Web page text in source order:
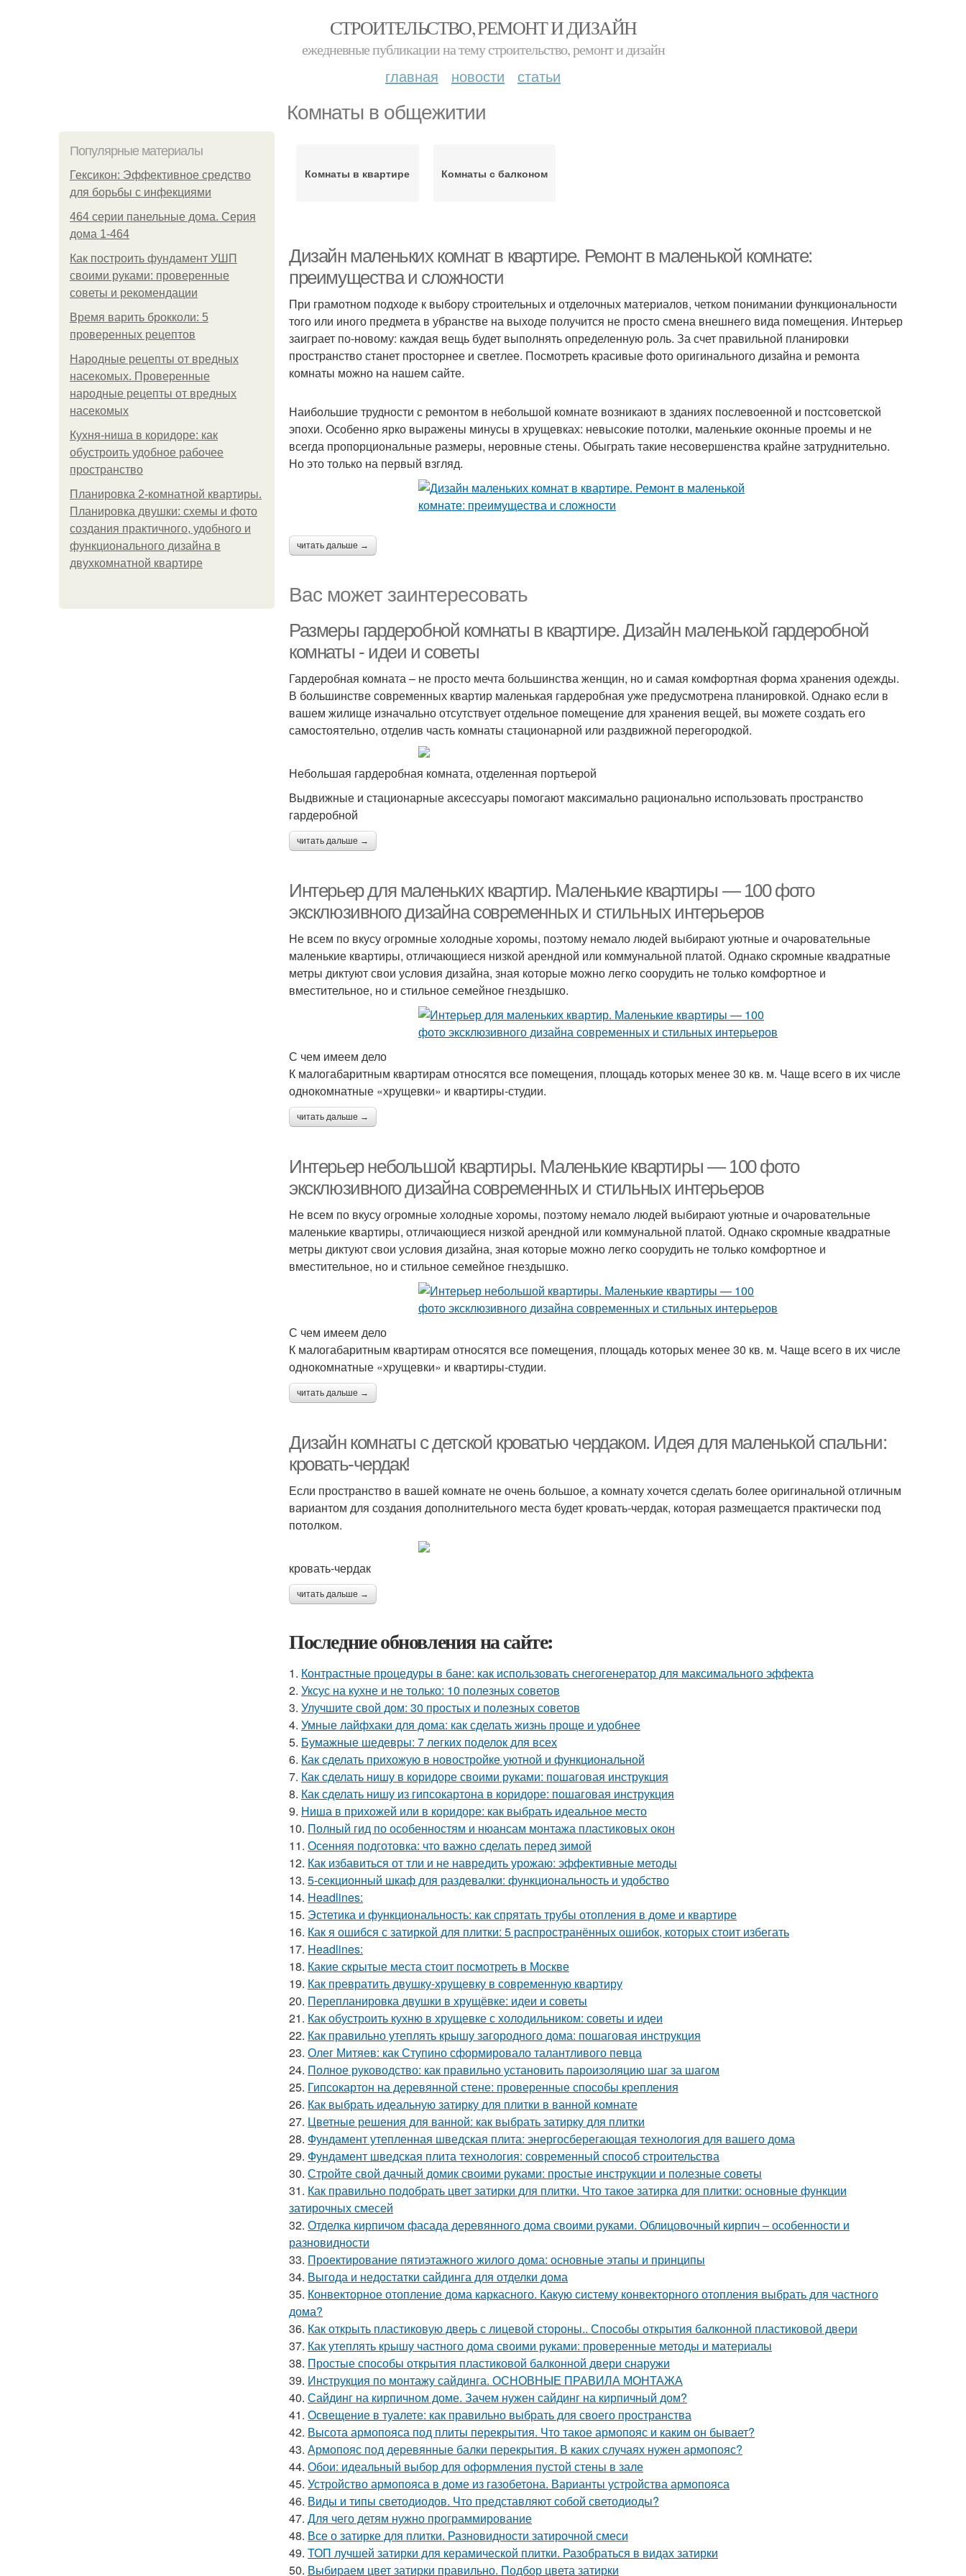
СТРОИТЕЛЬСТВО, РЕМОНТ И ДИЗАЙН
ежедневные публикации на тему строительство, ремонт и дизайн
главная новости статьи
Комнаты в общежитии
Популярные материалы
Гексикон: Эффективное средство
для борьбы с инфекциями
464 серии панельные дома. Серия
дома 1-464
Как построить фундамент УШП
своими руками: проверенные
советы и рекомендации
Время варить брокколи: 5
проверенных рецептов
Народные рецепты от вредных
насекомых. Проверенные
народные рецепты от вредных
насекомых
Кухня-ниша в коридоре: как
обустроить удобное рабочее
пространство
Планировка 2-комнатной квартиры.
Планировка двушки: схемы и фото
создания практичного, удобного и
функционального дизайна в
двухкомнатной квартире
Комнаты в квартире Комнаты с балконом
Дизайн маленьких комнат в квартире. Ремонт в маленькой комнате:
преимущества и сложности
При грамотном подходе к выбору строительных и отделочных материалов, четком понимании функциональности
того или иного предмета в убранстве на выходе получится не просто смена внешнего вида помещения. Интерьер
заиграет по-новому: каждая вещь будет выполнять определенную роль. За счет правильной планировки
пространство станет просторнее и светлее. Посмотреть красивые фото оригинального дизайна и ремонта
комнаты можно на нашем сайте.
Наибольшие трудности с ремонтом в небольшой комнате возникают в зданиях послевоенной и постсоветской
эпохи. Особенно ярко выражены минусы в хрущевках: невысокие потолки, маленькие оконные проемы и не
всегда пропорциональные размеры, неровные стены. Обыграть такие несовершенства крайне затруднительно.
Но это только на первый взгляд.
читать дальше →
Вас может заинтересовать
Размеры гардеробной комнаты в квартире. Дизайн маленькой гардеробной
комнаты - идеи и советы
Гардеробная комната – не просто мечта большинства женщин, но и самая комфортная форма хранения одежды.
В большинстве современных квартир маленькая гардеробная уже предусмотрена планировкой. Однако если в
вашем жилище изначально отсутствует отдельное помещение для хранения вещей, вы можете создать его
самостоятельно, отделив часть комнаты стационарной или раздвижной перегородкой.
Небольшая гардеробная комната, отделенная портьерой
Выдвижные и стационарные аксессуары помогают максимально рационально использовать пространство
гардеробной
читать дальше →
Интерьер для маленьких квартир. Маленькие квартиры — 100 фото
эксклюзивного дизайна современных и стильных интерьеров
Не всем по вкусу огромные холодные хоромы, поэтому немало людей выбирают уютные и очаровательные
маленькие квартиры, отличающиеся низкой арендной или коммунальной платой. Однако скромные квадратные
метры диктуют свои условия дизайна, зная которые можно легко соорудить не только комфортное и
вместительное, но и стильное семейное гнездышко.
С чем имеем дело
К малогабаритным квартирам относятся все помещения, площадь которых менее 30 кв. м. Чаще всего в их числе
однокомнатные «хрущевки» и квартиры-студии.
читать дальше →
Интерьер небольшой квартиры. Маленькие квартиры — 100 фото
эксклюзивного дизайна современных и стильных интерьеров
Не всем по вкусу огромные холодные хоромы, поэтому немало людей выбирают уютные и очаровательные
маленькие квартиры, отличающиеся низкой арендной или коммунальной платой. Однако скромные квадратные
метры диктуют свои условия дизайна, зная которые можно легко соорудить не только комфортное и
вместительное, но и стильное семейное гнездышко.
С чем имеем дело
К малогабаритным квартирам относятся все помещения, площадь которых менее 30 кв. м. Чаще всего в их числе
однокомнатные «хрущевки» и квартиры-студии.
читать дальше →
Дизайн комнаты с детской кроватью чердаком. Идея для маленькой спальни:
кровать-чердак!
Если пространство в вашей комнате не очень большое, а комнату хочется сделать более оригинальной отличным
вариантом для создания дополнительного места будет кровать-чердак, которая размещается практически под
потолком.
кровать-чердак
читать дальше →
Последние обновления на сайте:
1. Контрастные процедуры в бане: как использовать снегогенератор для максимального эффекта
2. Уксус на кухне и не только: 10 полезных советов
3. Улучшите свой дом: 30 простых и полезных советов
4. Умные лайфхаки для дома: как сделать жизнь проще и удобнее
5. Бумажные шедевры: 7 легких поделок для всех
6. Как сделать прихожую в новостройке уютной и функциональной
7. Как сделать нишу в коридоре своими руками: пошаговая инструкция
8. Как сделать нишу из гипсокартона в коридоре: пошаговая инструкция
9. Ниша в прихожей или в коридоре: как выбрать идеальное место
10. Полный гид по особенностям и нюансам монтажа пластиковых окон
11. Осенняя подготовка: что важно сделать перед зимой
12. Как избавиться от тли и не навредить урожаю: эффективные методы
13. 5-секционный шкаф для раздевалки: функциональность и удобство
14. Headlines:
15. Эстетика и функциональность: как спрятать трубы отопления в доме и квартире
16. Как я ошибся с затиркой для плитки: 5 распространённых ошибок, которых стоит избегать
17. Headlines:
18. Какие скрытые места стоит посмотреть в Москве
19. Как превратить двушку-хрущевку в современную квартиру
20. Перепланировка двушки в хрущёвке: идеи и советы
21. Как обустроить кухню в хрущевке с холодильником: советы и идеи
22. Как правильно утеплять крышу загородного дома: пошаговая инструкция
23. Олег Митяев: как Ступино сформировало талантливого певца
24. Полное руководство: как правильно установить пароизоляцию шаг за шагом
25. Гипсокартон на деревянной стене: проверенные способы крепления
26. Как выбрать идеальную затирку для плитки в ванной комнате
27. Цветные решения для ванной: как выбрать затирку для плитки
28. Фундамент утепленная шведская плита: энергосберегающая технология для вашего дома
29. Фундамент шведская плита технология: современный способ строительства
30. Стройте свой дачный домик своими руками: простые инструкции и полезные советы
31. Как правильно подобрать цвет затирки для плитки. Что такое затирка для плитки: основные функции
затирочных смесей
32. Отделка кирпичом фасада деревянного дома своими руками. Облицовочный кирпич – особенности и
разновидности
33. Проектирование пятиэтажного жилого дома: основные этапы и принципы
34. Выгода и недостатки сайдинга для отделки дома
35. Конвекторное отопление дома каркасного. Какую систему конвекторного отопления выбрать для частного
дома?
36. Как открыть пластиковую дверь с лицевой стороны.. Способы открытия балконной пластиковой двери
37. Как утеплять крышу частного дома своими руками: проверенные методы и материалы
38. Простые способы открытия пластиковой балконной двери снаружи
39. Инструкция по монтажу сайдинга. ОСНОВНЫЕ ПРАВИЛА МОНТАЖА
40. Сайдинг на кирпичном доме. Зачем нужен сайдинг на кирпичный дом?
41. Освещение в туалете: как правильно выбрать для своего пространства
42. Высота армопояса под плиты перекрытия. Что такое армопояс и каким он бывает?
43. Армопояс под деревянные балки перекрытия. В каких случаях нужен армопояс?
44. Обои: идеальный выбор для оформления пустой стены в зале
45. Устройство армопояса в доме из газобетона. Варианты устройства армопояса
46. Виды и типы светодиодов. Что представляют собой светодиоды?
47. Для чего детям нужно программирование
48. Все о затирке для плитки. Разновидности затирочной смеси
49. ТОП лучшей затирки для керамической плитки. Разобраться в видах затирки
50. Выбираем цвет затирки правильно. Подбор цвета затирки